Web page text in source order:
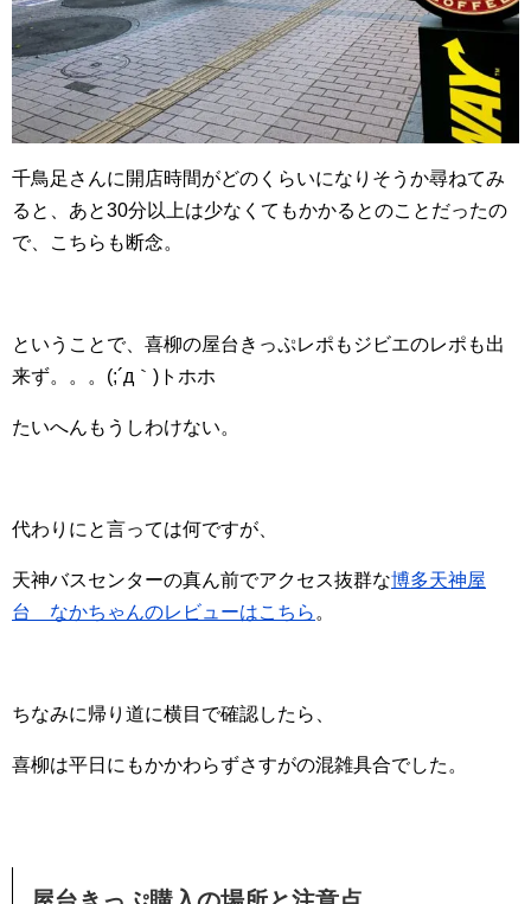
千鳥足さんに開店時間がどのくらいになりそうか尋ねてみ
ると、あと30分以上は少なくてもかかるとのことだったの
で、こちらも断念。
ということで、喜柳の屋台きっぷレポもジビエのレポも出
来ず。。。(;´д｀)トホホ
たいへんもうしわけない。
代わりにと言っては何ですが、
天神バスセンターの真ん前でアクセス抜群な博多天神屋
台 なかちゃんのレビューはこちら 。
ちなみに帰り道に横目で確認したら、
喜柳は平日にもかかわらずさすがの混雑具合でした。